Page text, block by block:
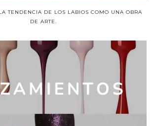
TENDENCIA DE LOS LABIOS COMO UNA OBRA
DE ARTE.